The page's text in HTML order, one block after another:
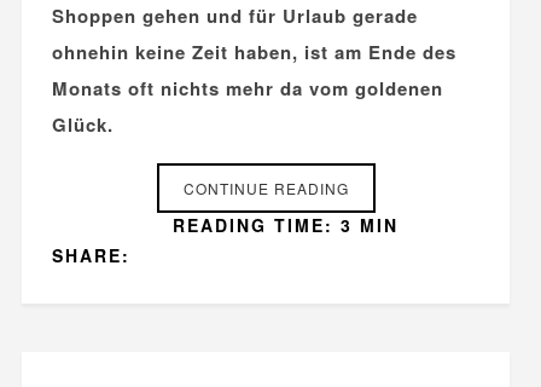
Shoppen gehen und für Urlaub gerade
ohnehin keine Zeit haben, ist am Ende des
Monats oft nichts mehr da vom goldenen
Glück.
CONTINUE READING
SHARE:
READING TIME: 3 MIN